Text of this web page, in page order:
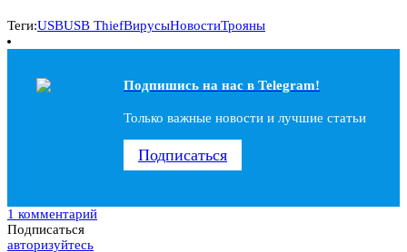
Теги:USBUSB ThiefВирусыНовостиТрояны
Подпишись на наc в Telegram!
Только важные новости и лучшие статьи
Подписаться
1 комментарий
Подписаться
авторизуйтесь